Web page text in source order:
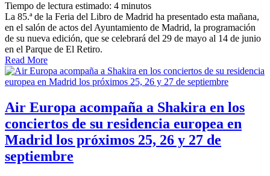
Tiempo de lectura estimado: 4 minutos
La 85.ª de la Feria del Libro de Madrid ha presentado esta mañana,
en el salón de actos del Ayuntamiento de Madrid, la programación
de su nueva edición, que se celebrará del 29 de mayo al 14 de junio
en el Parque de El Retiro.
Read More
Air Europa acompaña a Shakira en los
conciertos de su residencia europea en
Madrid los próximos 25, 26 y 27 de
septiembre